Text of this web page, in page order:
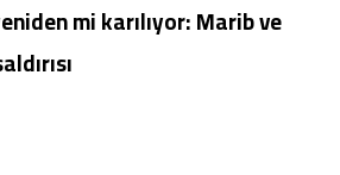
mi karılıyor: Marib ve